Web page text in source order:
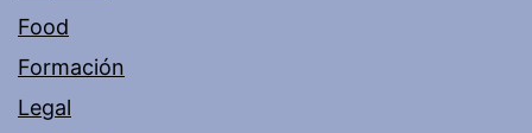
Food
Formación
Legal